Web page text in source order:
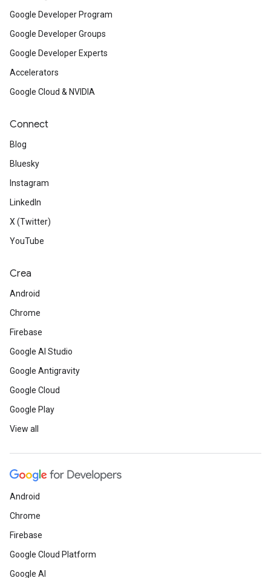
Google Developer Program
Google Developer Groups
Google Developer Experts
Accelerators
Google Cloud & NVIDIA
Connect
Blog
Bluesky
Instagram
LinkedIn
X (Twitter)
YouTube
Crea
Android
Chrome
Firebase
Google AI Studio
Google Antigravity
Google Cloud
Google Play
View all
Android
Chrome
Firebase
Google Cloud Platform
Google AI